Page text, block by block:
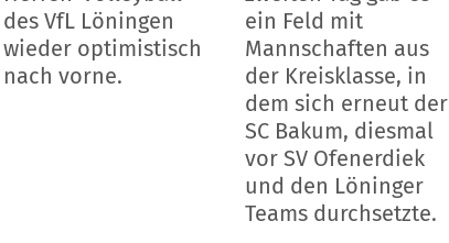
des VfL Löningen
wieder optimistisch
nach vorne.
ein Feld mit
Mannschaften aus
der Kreisklasse, in
dem sich erneut der
SC Bakum, diesmal
vor SV Ofenerdiek
und den Löninger
Teams durchsetzte.